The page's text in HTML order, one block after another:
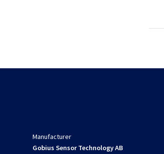
Manufacturer
Gobius Sensor Technology AB